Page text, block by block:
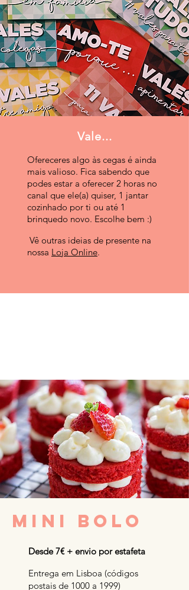
Vale...
Ofereceres algo às cegas é ainda
mais valioso. Fica sabendo que
podes estar a oferecer 2 horas no
canal que ele(a) quiser, 1 jantar
cozinhado por ti ou até 1
brinquedo novo. Escolhe bem :)
Vê outras ideias de presente na
nossa Loja Online.
MINI BOLO
Desde 7€ + envio por estafeta
Entrega em Lisboa (códigos
postais de 1000 a 1999)